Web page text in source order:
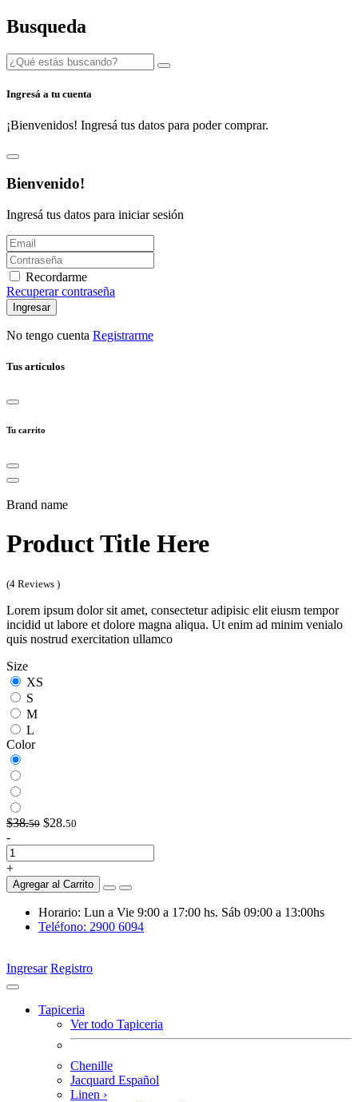
Busqueda
Ingresá a tu cuenta
¡Bienvenidos! Ingresá tus datos para poder comprar.
Bienvenido!
Ingresá tus datos para iniciar sesión
Recordarme
Recuperar contraseña
Ingresar
No tengo cuenta Registrarme
Tus artículos
Tu carrito
Brand name
Product Title Here
(4 Reviews )
Lorem ipsum dolor sit amet, consectetur adipisic elit eiusm tempor
incidid ut labore et dolore magna aliqua. Ut enim ad minim venialo
quis nostrud exercitation ullamco
Size
XS
S
M
L
Color
$38.50 $28.50
-
+
Agregar al Carrito
Horario: Lun a Vie 9:00 a 17:00 hs. Sáb 09:00 a 13:00hs
Teléfono: 2900 6094
Ingresar Registro
Tapiceria
Ver todo Tapiceria
Chenille
Jacquard Español
Linen ›